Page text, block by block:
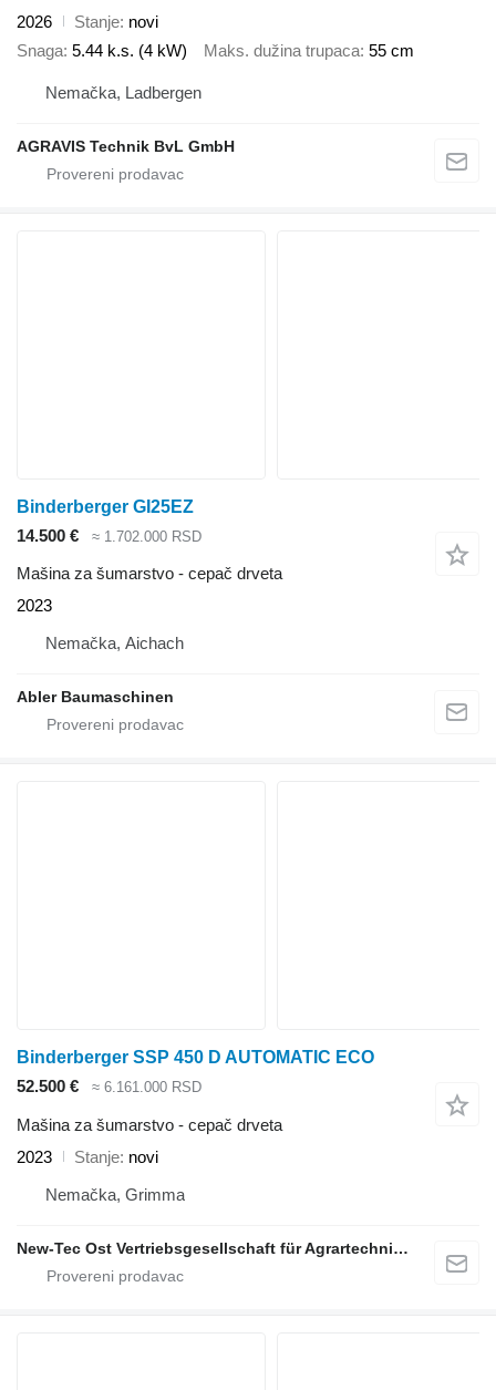
2026
Stanje novi
Snaga 5.44 k.s. (4 kW) Maks. dužina trupaca 55 cm
Nemačka, Ladbergen
AGRAVIS Technik BvL GmbH
Binderberger GI25EZ
14.500 €
≈ 1.702.000 RSD
Mašina za šumarstvo - cepač drveta
2023
Nemačka, Aichach
Abler Baumaschinen
Binderberger SSP 450 D AUTOMATIC ECO
52.500 €
≈ 6.161.000 RSD
Mašina za šumarstvo - cepač drveta
2023
Stanje novi
Nemačka, Grimma
New-Tec Ost Vertriebsgesellschaft für Agrartechnik mbH